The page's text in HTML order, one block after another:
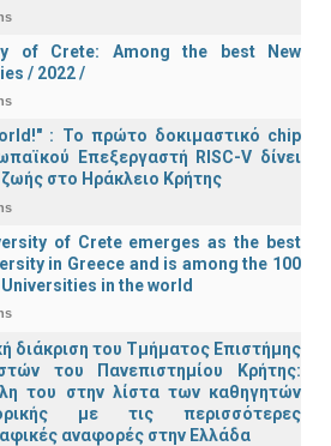
of Crete: Among the best New
/ 2022 /
: Το πρώτο δοκιμαστικό chip
Επεξεργαστή RISC-V δίνει
στο Ηράκλειο Κρήτης
of Crete emerges as the best
in Greece and is among the 100
Universities in the world
διάκριση του Τμήματος Επιστήμης
του Πανεπιστημίου Κρήτης:
του στην λίστα των καθηγητών
με τις περισσότερες
αναφορές στην Ελλάδα